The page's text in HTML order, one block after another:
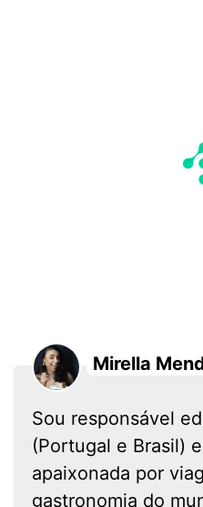
Mirella
Sou responsável
(Portugal e Brasil)
apaixonada por
gastronomia do